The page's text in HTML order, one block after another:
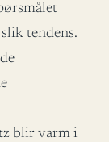
tendens.
blir varm i